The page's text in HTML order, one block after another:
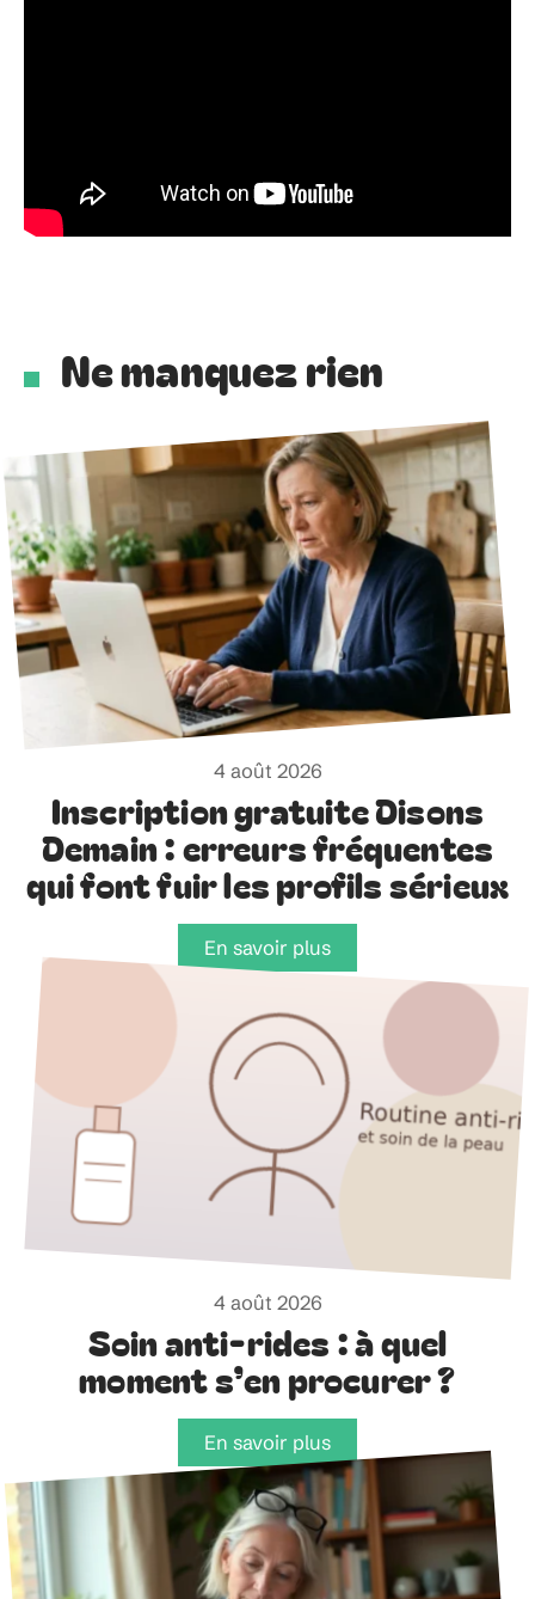
Ne manquez rien
4 août 2026
Inscription gratuite Disons
Demain : erreurs fréquentes
qui font fuir les profils sérieux
En savoir plus
4 août 2026
Soin anti-rides : à quel
moment s’en procurer ?
En savoir plus